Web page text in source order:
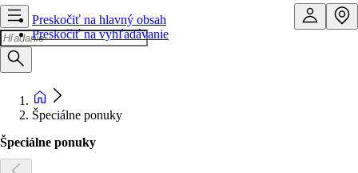
Preskočiť na hlavný obsah
Preskočiť na vyhľadávanie
Špeciálne ponuky
Špeciálne ponuky